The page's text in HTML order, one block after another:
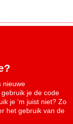
nieuwe
je de code
je ‘m juist niet? Zo
het gebruik van de